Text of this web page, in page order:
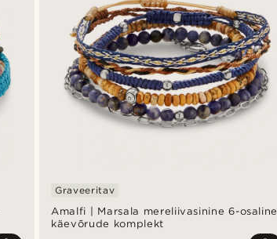
Amalfi | Marsala mereliivasinine 6-osaline
käevõrude komplekt
Graveeritav